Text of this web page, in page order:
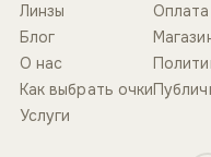
Линзы
Блог
О нас
Как выбрать очки
Услуги
Оплата